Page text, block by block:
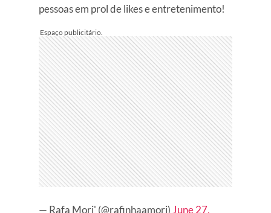
pessoas em prol de likes e entretenimento!
— Rafa Mori' (@rafinhaamori) June 27,